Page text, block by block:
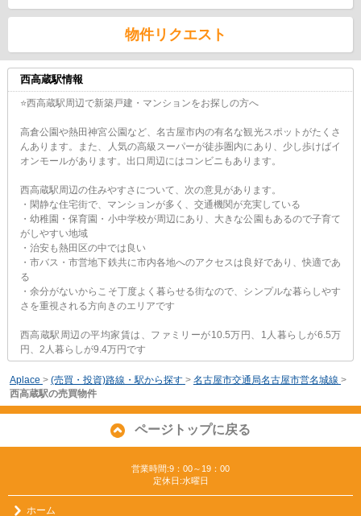
物件リクエスト
西高蔵駅情報
⭐西高蔵駅周辺で新築戸建・マンションをお探しの方へ
高倉公園や熱田神宮公園など、名古屋市内の有名な観光スポットがたくさ
んあります。また、人気の高級スーパーが徒歩圏内にあり、少し歩けばイ
オンモールがあります。出口周辺にはコンビニもあります。
西高蔵駅周辺の住みやすさについて、次の意見があります。
・閑静な住宅街で、マンションが多く、交通機関が充実している
・幼稚園・保育園・小中学校が周辺にあり、大きな公園もあるので子育て
がしやすい地域
・治安も熱田区の中では良い
・市バス・市営地下鉄共に市内各地へのアクセスは良好であり、快適であ
る
・余分がないからこそ丁度よく暮らせる街なので、シンプルな暮らしやす
さを重視される方向きのエリアです
西高蔵駅周辺の平均家賃は、ファミリーが10.5万円、1人暮らしが6.5万
円、2人暮らしが9.4万円です
Aplace > (売買・投資)路線・駅から探す > 名古屋市交通局名古屋市営名城線 >
西高蔵駅の売買物件
ページトップに戻る
営業時間:9：00～19：00
定休日:水曜日
ホーム